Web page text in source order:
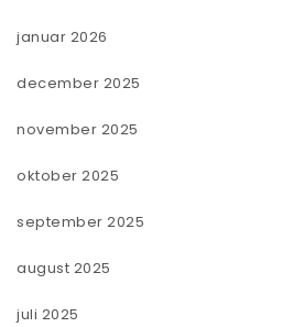
januar 2026
december 2025
november 2025
oktober 2025
september 2025
august 2025
juli 2025